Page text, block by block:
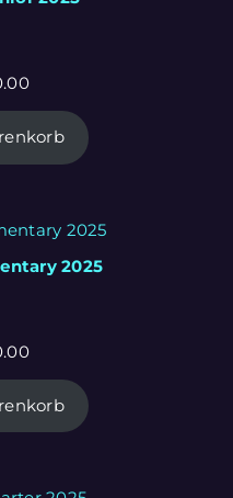
2025